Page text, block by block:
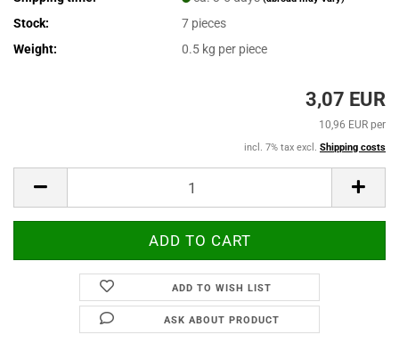
Stock: 7 pieces
Weight:
0.5 kg per piece
3,07 EUR
10,96 EUR per
incl. 7% tax excl. Shipping costs
ADD TO WISH LIST
ASK ABOUT PRODUCT